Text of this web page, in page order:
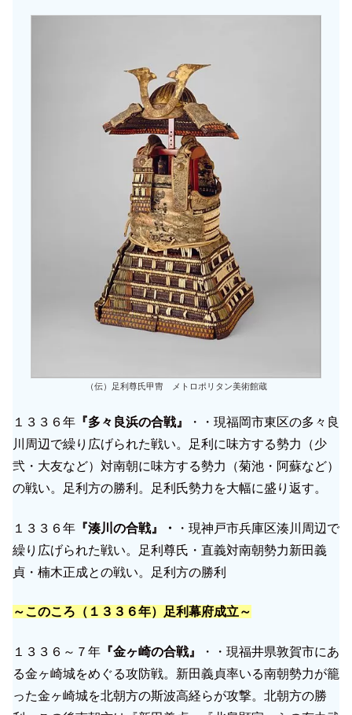
（伝）足利尊氏甲冑 メトロポリタン美術館蔵
１３３６年 『多々良浜の合戦』
・・現福岡市東区の多々良
川周辺で繰り広げられた戦い。足利に味方する勢力（少
弐・大友など）対南朝に味方する勢力（菊池・阿蘇など）
の戦い。足利方の勝利。足利氏勢力を大幅に盛り返す。
１３３６年 『湊川の合戦』・
・現神戸市兵庫区湊川周辺で
繰り広げられた戦い。足利尊氏・直義対南朝勢力新田義
貞・楠木正成との戦い。足利方の勝利
～このころ（ １３３６年）足利幕府成立～
１３３６～７年 『金ヶ崎の合戦』
・・現福井県敦賀市にあ
る金ヶ崎城をめぐる攻防戦。新田義貞率いる南朝勢力が籠
った金ヶ崎城を北朝方の斯波高経らが攻撃。北朝方の勝